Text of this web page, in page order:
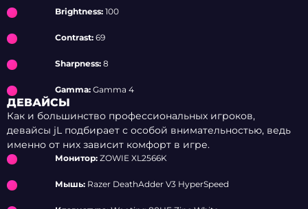
Brightness: 100
Contrast: 69
Sharpness: 8
Gamma: Gamma 4
ДЕВАЙСЫ
Как и большинство профессиональных игроков,
девайсы jL подбирает с особой внимательностью, ведь
именно от них зависит комфорт в игре.
Монитор: ZOWIE XL2566K
Мышь: Razer DeathAdder V3 HyperSpeed